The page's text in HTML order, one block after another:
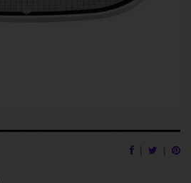
|
|